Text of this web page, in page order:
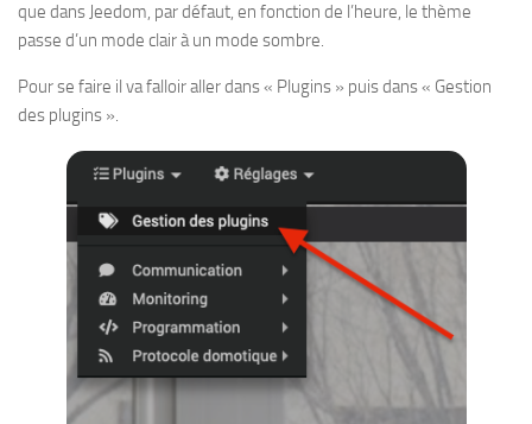
que dans Jeedom, par défaut, en fonction de l’heure, le thème
passe d’un mode clair à un mode sombre.
Pour se faire il va falloir aller dans « Plugins » puis dans « Gestion
des plugins ».